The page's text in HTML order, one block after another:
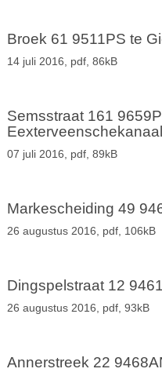
Broek 61 9511PS te
14 juli 2016, pdf, 86kB
Semsstraat 161
Eexterveenschekanaal
07 juli 2016, pdf, 89kB
Markescheiding 49
26 augustus 2016, pdf, 106kB
Dingspelstraat 12
26 augustus 2016, pdf, 93kB
Annerstreek 22